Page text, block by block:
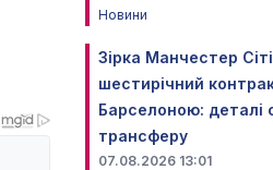
Новини
Зірка Манчестер
шестирічний
Барселоною: деталі
трансферу
07.08.2026 13:01